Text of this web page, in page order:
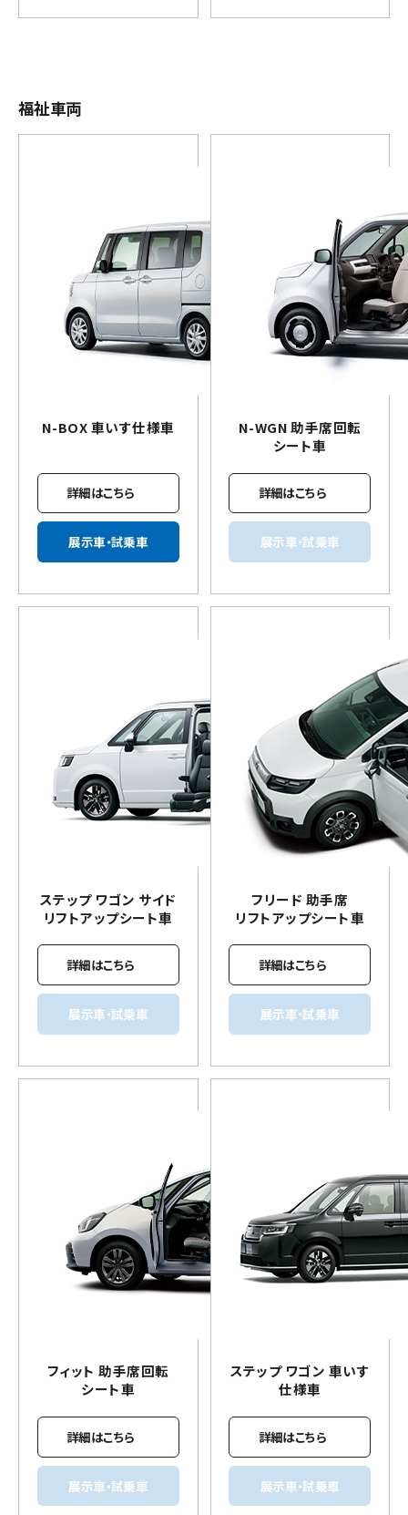
福祉車両
N-BOX車いす仕様車
詳細はこちら
展示車・試乗車
N-WGN 助手席回転
シート車
詳細はこちら
展示車・試乗車
ステップ ワゴン サイド
リフトアップシート車
詳細はこちら
展示車・試乗車
フリード 助手席
リフトアップシート車
詳細はこちら
展示車・試乗車
フィット 助手席回転
シート車
詳細はこちら
展示車・試乗車
ステップ ワゴン 車いす
仕様車
詳細はこちら
展示車・試乗車